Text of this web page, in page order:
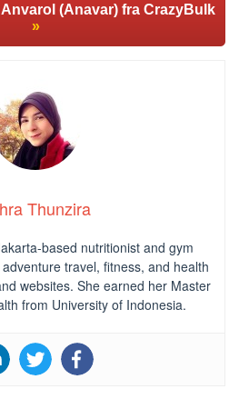
(Anavar) fra CrazyBulk
»
Thunzira
based nutritionist and gym
travel, fitness, and health
websites. She earned her Master
from University of Indonesia.